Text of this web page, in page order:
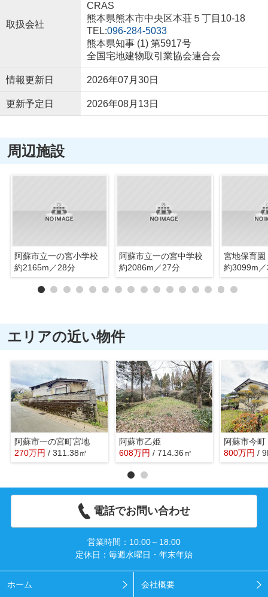
取扱会社
CRAS
熊本県熊本市中央区本荘５丁目10-18
TEL:096-284-5033
熊本県知事 (1) 第5917号
全国宅地建物取引業協会連合会
情報更新日 2026年07月30日
更新予定日 2026年08月13日
周辺施設
阿蘇市立一の宮小学校
約2165m／28分
阿蘇市立一の宮中学校
約2086m／27分
宮地保育園
約3099m
エリアの近い物件
阿蘇市一の宮町宮地
270万円 / 311.38㎡
阿蘇市乙姫
608万円 / 714.36㎡
阿蘇市今町
800万円 /
電話でお問い合わせ
営業時間：10:00～18:00
定休日：毎週水曜日・年末年始
ホーム 会社概要